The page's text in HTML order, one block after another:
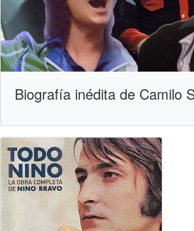
Biografía inédita de Camilo